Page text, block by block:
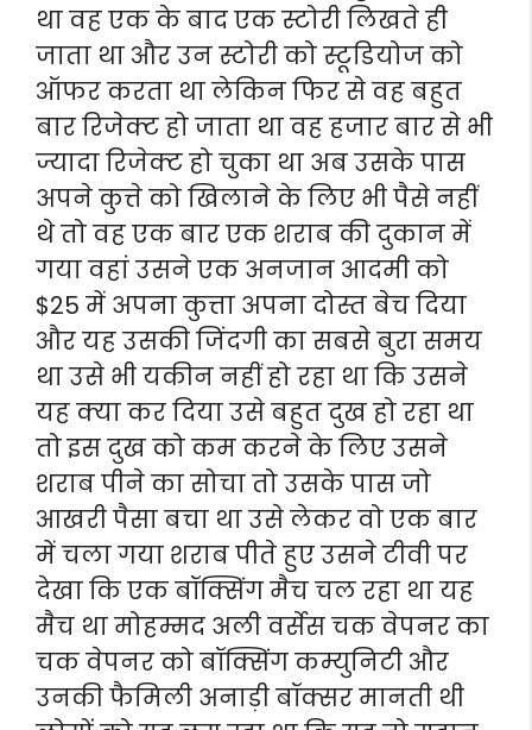
था वह एक के बाद एक स्टोरी लिखते ही
जाता था और उन स्टोरी को स्टूडियोज को
ऑफर करता था लेकिन फिर से वह बहुत
बार रिजेक्ट हो जाता था वह हजार बार से भी
ज्यादा रिजेक्ट हो चुका था अब उसके पास
अपने कुत्ते को खिलाने के लिए भी पैसे नहीं
थे तो वह एक बार एक शराब की दुकान में
गया वहां उसने एक अनजान आदमी को
$25 में अपना कुत्ता अपना दोस्त बेच दिया
और यह उसकी जिंदगी का सबसे बुरा समय
था उसे भी यकीन नहीं हो रहा था कि उसने
यह क्या कर दिया उसे बहुत दुख हो रहा था
तो इस दुख को कम करने के लिए उसने
शराब पीने का सोचा तो उसके पास जो
आखरी पैसा बचा था उसे लेकर वो एक बार
में चला गया शराब पीते हुए उसने टीवी पर
देखा कि एक बॉक्सिंग मैच चल रहा था यह
मैच था मोहम्मद अली वर्सेस चक वेपनर का
चक वेपनर को बॉक्सिंग कम्युनिटी और
उनकी फैमिली अनाड़ी बॉक्सर मानती थी